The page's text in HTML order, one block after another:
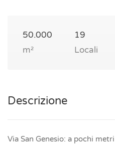
50.000
m²
19
Locali
Descrizione
Via San Genesio: a pochi